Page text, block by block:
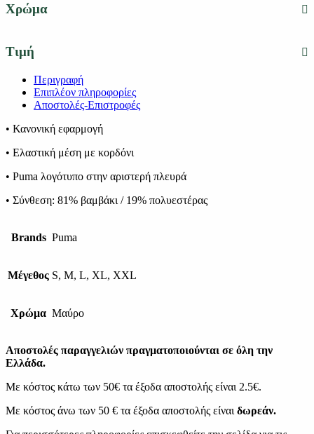
Χρώμα
Τιμή
Περιγραφή
Επιπλέον πληροφορίες
Αποστολές-Επιστροφές
• Κανονική εφαρμογή
• Ελαστική μέση με κορδόνι
• Puma λογότυπο στην αριστερή πλευρά
• Σύνθεση: 81% βαμβάκι / 19% πολυεστέρας
Brands Puma
Μέγεθος S, M, L, XL, XXL
Χρώμα Μαύρο
Αποστολές παραγγελιών πραγματοποιούνται σε όλη την
Ελλάδα.
Με κόστος κάτω των 50€ τα έξοδα αποστολής είναι 2.5€.
Με κόστος άνω των 50 € τα έξοδα αποστολής είναι δωρεάν.